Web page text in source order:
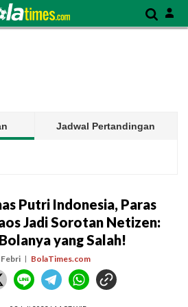
Jadwal Pertandingan
Putri Indonesia, Paras
Jadi Sorotan Netizen:
yang Salah!
BolaTimes.com